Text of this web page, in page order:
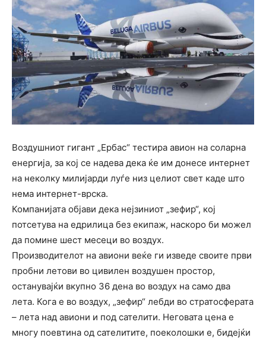
Воздушниот гигант „Ербас“ тестира авион на соларна
енергија, за кој се надева дека ќе им донесе интернет
на неколку милијарди луѓе низ целиот свет каде што
нема интернет-врска.
Компанијата објави дека нејзиниот „зефир“, кој
потсетува на едрилица без екипаж, наскоро би можел
да помине шест месеци во воздух.
Производителот на авиони веќе ги изведе своите први
пробни летови во цивилен воздушен простор,
останувајќи вкупно 36 дена во воздух на само два
лета. Кога е во воздух, „зефир“ лебди во стратосферата
– лета над авиони и под сателити. Неговата цена е
многу поевтина од сателитите, поеколошки е, бидејќи